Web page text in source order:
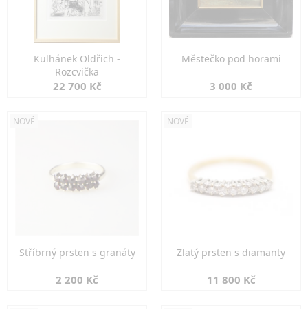
Kulhánek Oldřich -
Rozcvička
22 700 Kč
Městečko pod horami
3 000 Kč
NOVÉ
Stříbrný prsten s granáty
2 200 Kč
NOVÉ
Zlatý prsten s diamanty
11 800 Kč